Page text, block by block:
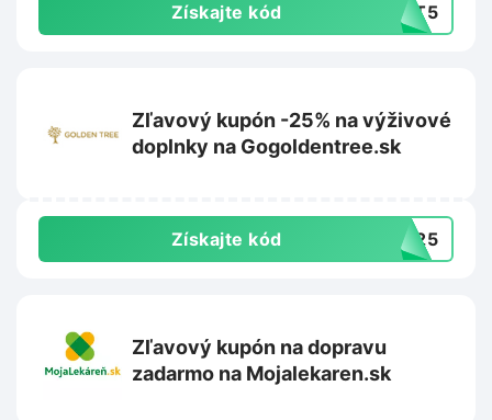
Získajte kód UST5
Zľavový kupón -25% na výživové
doplnky na Gogoldentree.sk
Získajte kód GT25
Zľavový kupón na dopravu
zadarmo na Mojalekaren.sk